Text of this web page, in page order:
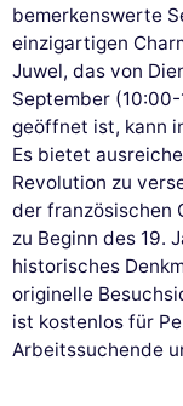
bemerkenswerte
einzigartigen
Juwel, das von
September
geöffnet ist, kann
Es bietet
Revolution zu
der französischen
zu Beginn des 19.
historisches
originelle
ist kostenlos für
Arbeitssuchende